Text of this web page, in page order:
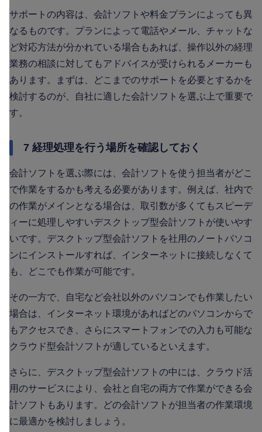
サポートの内容は、会計ソフトや料金プランによっても異
なるものです。プランによって電話やメール、チャットな
ど対応方法が分かれている場合もあれば、操作以外の経理
業務の相談に対してもアドバイスが受けられるメーカーも
あります。まずは、どこまでのサポートを必要とするかを
検討するのが、自社に適した会計ソフトを選ぶ上で重要で
す。
7 経理処理を行う場所を確認しておく
会計ソフトを選ぶ際には、会計ソフトを使う担当者がどこ
で作業をするかも考える必要があります。例えば、社内で
の作業がメインとなる場合は、取引数が多くてもスピーデ
ィーに処理しやすいデスクトップ型会計ソフトが使いやす
いです。デスクトップ型会計ソフトを社用のノートパソコ
ンにインストールすれば、インターネットに接続しなくて
も、どこでも作業が可能です。
その一方で、自宅など会社以外のパソコンでも作業したい
場合は、インターネット環境があればどのパソコンからで
もアクセスでき、さらにスマートフォンでの入力も可能な
クラウド型会計ソフトが適しているといえます。
さらに、デスクトップ型会計ソフトの中には、クラウド活
用のサービスにより、会社と自宅の両方で作業ができる会
計ソフトもあります。どの会計ソフトが担当者の作業環境
に最適かを検討しましょう。